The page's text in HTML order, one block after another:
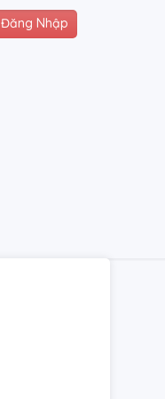
Đăng Nhập